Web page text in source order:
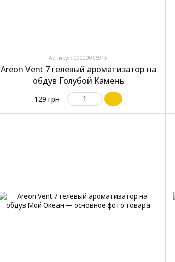
Артикул: 00000066915
Areon Vent 7 гелевый ароматизатор на
обдув Голубой Камень
129 грн